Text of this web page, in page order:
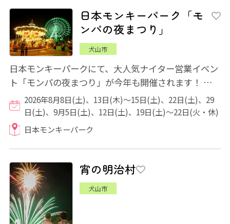
日本モンキーパーク「モ
ンパの夜まつり」
犬山市
日本モンキーパークにて、大人気ナイター営業イベン
ト「モンパの夜まつり」が今年も開催されます！ 「夜
のゆうえんち」や縁日ミニゲームに楽しい...
2026年8月8日(土)、13日(木)～15日(土)、22日(土)、29
日(土)、9月5日(土)、12日(土)、19日(土)～22日(火・休)
日本モンキーパーク
宵の明治村
犬山市